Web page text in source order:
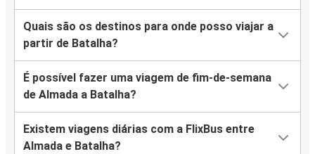
Quais são os destinos para onde posso viajar a
partir de Batalha?
É possível fazer uma viagem de fim-de-semana
de Almada a Batalha?
Existem viagens diárias com a FlixBus entre
Almada e Batalha?